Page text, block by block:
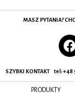
MASZ PYTANIA?
SZYBKI KONTAKT tel:+48
PRODUKTY